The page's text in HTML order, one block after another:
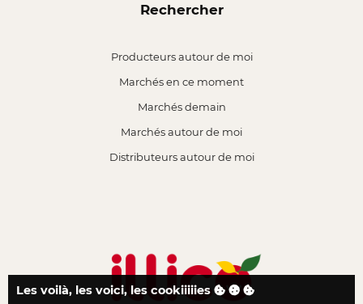
Rechercher
Producteurs autour de moi
Marchés en ce moment
Marchés demain
Marchés autour de moi
Distributeurs autour de moi
Les voilà, les voici, les cookiiiiies